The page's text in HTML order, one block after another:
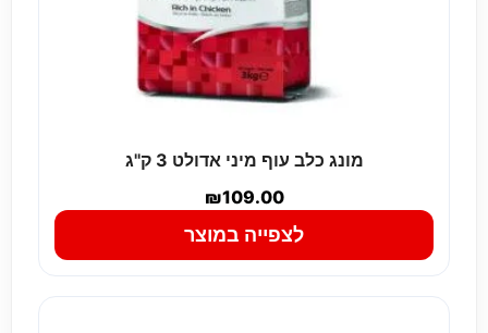
מונג כלב עוף מיני אדולט 3 ק''ג
₪109.00
לצפייה במוצר